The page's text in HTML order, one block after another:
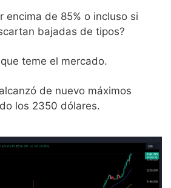
encima de 85% o incluso si
bajadas de tipos?
teme el mercado.
de nuevo máximos
los 2350 dólares.